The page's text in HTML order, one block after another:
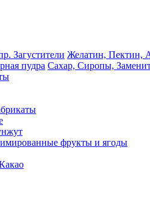
Желатин, Пектин,
Сахар, Сиропы,
фрукты и ягоды